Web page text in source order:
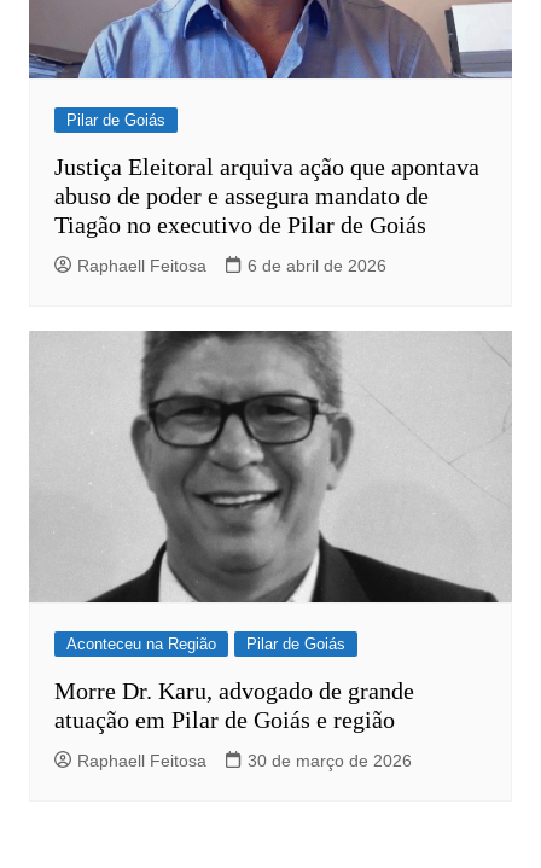
Pilar de Goiás
Justiça Eleitoral arquiva ação que apontava
abuso de poder e assegura mandato de
Tiagão no executivo de Pilar de Goiás
Raphaell Feitosa 6 de abril de 2026
Aconteceu na Região Pilar de Goiás
Morre Dr. Karu, advogado de grande
atuação em Pilar de Goiás e região
Raphaell Feitosa 30 de março de 2026